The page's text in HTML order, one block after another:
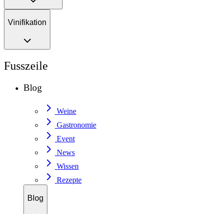
Vinifikation
Fusszeile
Blog
Weine
Gastronomie
Event
News
Wissen
Rezepte
Blog